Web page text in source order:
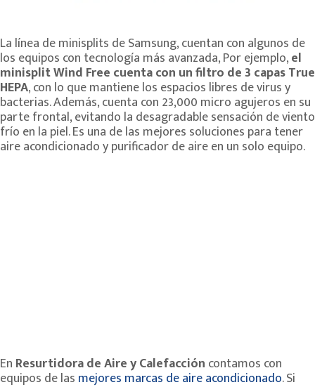
La línea de minisplits de Samsung, cuentan con algunos de
los equipos con tecnología más avanzada, Por ejemplo,el
minisplit Wind Free cuenta con un filtro de 3 capas True
HEPA, con lo que mantiene los espacios libres de virus y
bacterias. Además, cuenta con 23,000 micro agujeros en su
parte frontal, evitando la desagradable sensación de viento
frío en la piel. Es una de las mejores soluciones para tener
aire acondicionado y purificador de aire en un solo equipo.
En Resurtidora de Aire y Calefacción contamos con
equipos de las mejores marcas de aire acondicionado. Si